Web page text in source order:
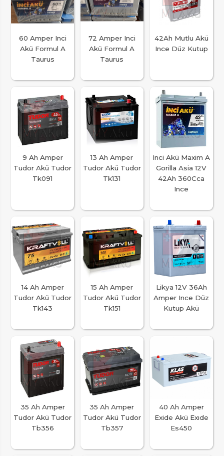
60 Amper Inci
Akü Formul A
Taurus
72 Amper Inci
Akü Formul A
Taurus
42Ah Mutlu Akü
Ince Düz Kutup
9 Ah Amper
Tudor Akü Tudor
Tk091
13 Ah Amper
Tudor Akü Tudor
Tk131
Inci Akü Maxim A
Gorilla Asia 12V
42Ah 360Cca
Ince
14 Ah Amper
Tudor Akü Tudor
Tk143
15 Ah Amper
Tudor Akü Tudor
Tk151
Likya 12V 36Ah
Amper Ince Düz
Kutup Akü
35 Ah Amper
Tudor Akü Tudor
Tb356
35 Ah Amper
Tudor Akü Tudor
Tb357
40 Ah Amper
Exide Akü Exıde
Es450